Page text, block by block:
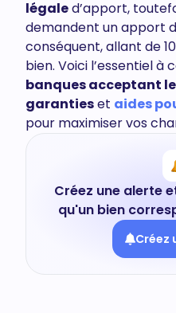
légaled’apport,
demandent un apport
conséquent, allant de
bien. Voici l’essentiel à
banques acceptant
garantieset aides
pour maximiser vos
Créez une alerte
qu'un bien
Créez